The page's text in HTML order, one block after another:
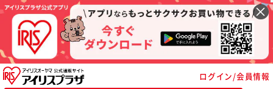
ログイン/会員情報
※ご確認ください